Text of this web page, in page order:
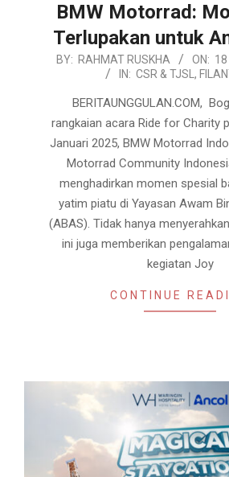
BMW Motorrad:
Terlupakan untuk
2025-
BY: RAHMAT RUSKHA ON:
IN: CSR & TJSL,
BERITAUNGGULAN.COM,
rangkaian acara Ride for Charity
Januari 2025, BMW Motorrad
Motorrad Community
menghadirkan momen spesial
yatim piatu di Yayasan Awam
(ABAS). Tidak hanya
ini juga memberikan
kegiatan Joy
CONTINUE